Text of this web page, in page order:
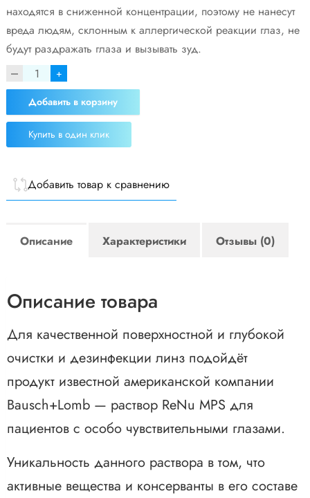
находятся в сниженной концентрации, поэтому не нанесут
вреда людям, склонным к аллергической реакции глаз, не
будут раздражать глаза и вызывать зуд.
+
Добавить в корзину
Купить в один клик
Добавить товар к сравнению
Описание Характеристики Отзывы (0)
Описание товара
Для качественной поверхностной и глубокой
очистки и дезинфекции линз подойдёт
продукт известной американской компании
Bausch+Lomb — раствор ReNu MPS для
пациентов с особо чувствительными глазами.
Уникальность данного раствора в том, что
активные вещества и консерванты в его составе